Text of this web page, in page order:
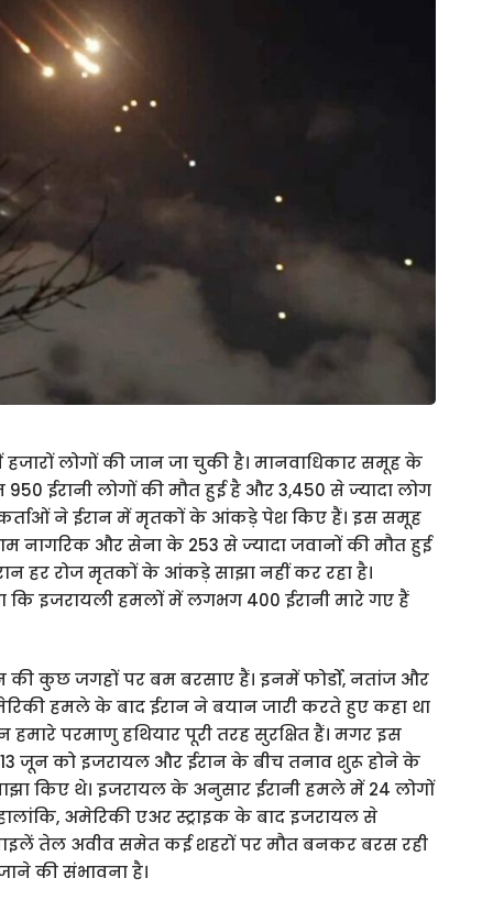
लोगों की जान जा चुकी है। मानवाधिकार समूह के
ईरानी लोगों की मौत हुई है और 3,450 से ज्यादा लोग
ने ईरान में मृतकों के आंकड़े पेश किए हैं। इस समूह
नागरिक और सेना के 253 से ज्यादा जवानों की मौत हुई
हर रोज मृतकों के आंकड़े साझा नहीं कर रहा है।
कि इजरायली हमलों में लगभग 400 ईरानी मारे गए हैं
की कुछ जगहों पर बम बरसाए हैं। इनमें फोर्डो, नतांज और
हमले के बाद ईरान ने बयान जारी करते हुए कहा था
परमाणु हथियार पूरी तरह सुरक्षित हैं। मगर इस
13 जून को इजरायल और ईरान के बीच तनाव शुरू होने के
किए थे। इजरायल के अनुसार ईरानी हमले में 24 लोगों
अमेरिकी एअर स्ट्राइक के बाद इजरायल से
तेल अवीव समेत कई शहरों पर मौत बनकर बरस रही
की संभावना है।